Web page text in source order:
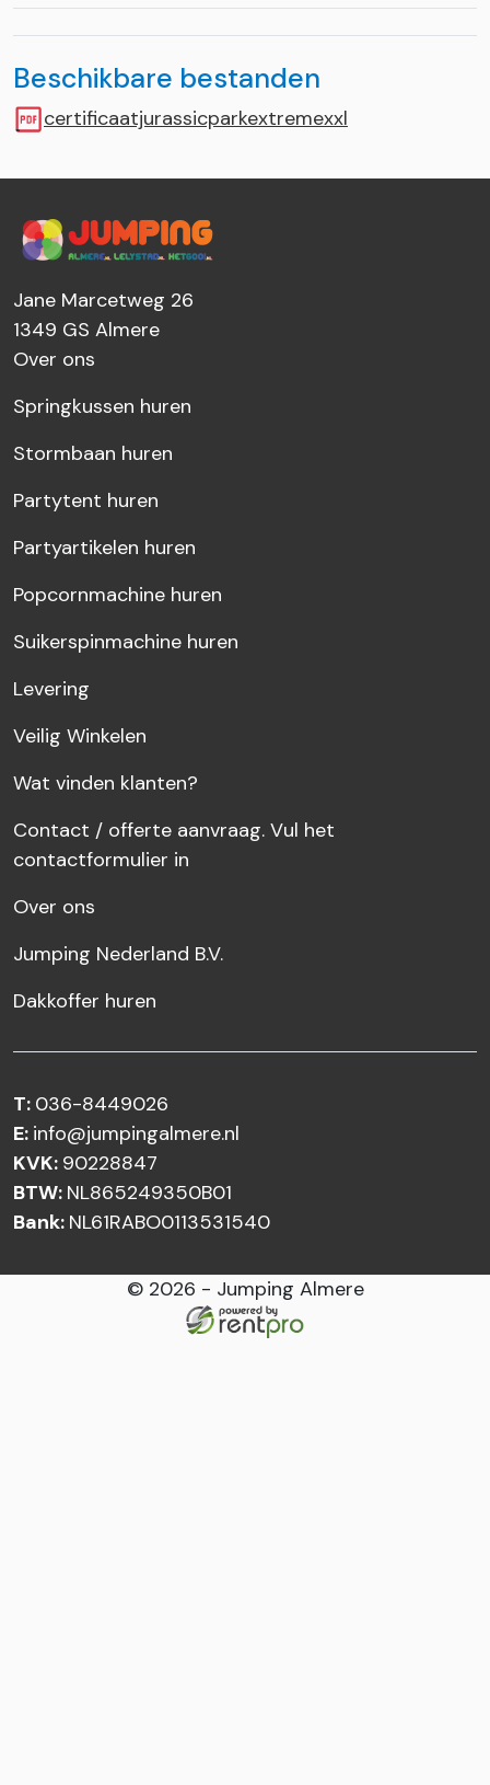
Beschikbare bestanden
certificaatjurassicparkextremexxl
Jane Marcetweg 26
1349 GS Almere
Over ons
Springkussen huren
Stormbaan huren
Partytent huren
Partyartikelen huren
Popcornmachine huren
Suikerspinmachine huren
Levering
Veilig Winkelen
Wat vinden klanten?
Contact / offerte aanvraag. Vul het
contactformulier in
Over ons
Jumping Nederland B.V.
Dakkoffer huren
T: 036-8449026
E: info@jumpingalmere.nl
KVK: 90228847
BTW: NL865249350B01
Bank: NL61RABO0113531540
© 2026 - Jumping Almere